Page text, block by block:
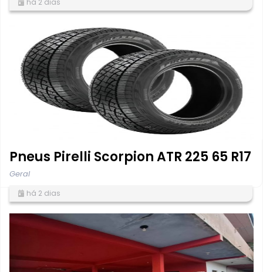
Pneus Pirelli Scorpion ATR 225 65 R17
Geral
há 2 dias